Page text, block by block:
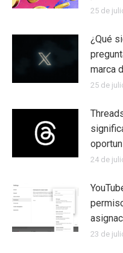
25 de
¿Qué
marca
25 de
24 de
23 de